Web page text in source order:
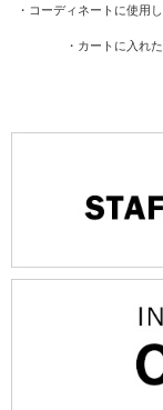
・コーディネートに使用
・カートに入れ